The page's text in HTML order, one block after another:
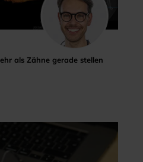
als Zähne gerade stellen